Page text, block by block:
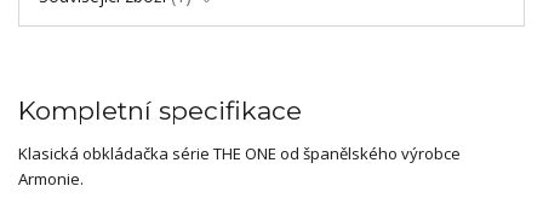
Kompletní specifikace
Klasická obkládačka série THE ONE od španělského výrobce
Armonie.